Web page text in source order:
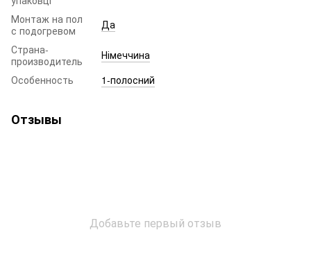
Монтаж на пол
с подогревом
Да
Страна-
производитель
Німеччина
Особенность
1-полосний
Отзывы
Добавьте первый отзыв